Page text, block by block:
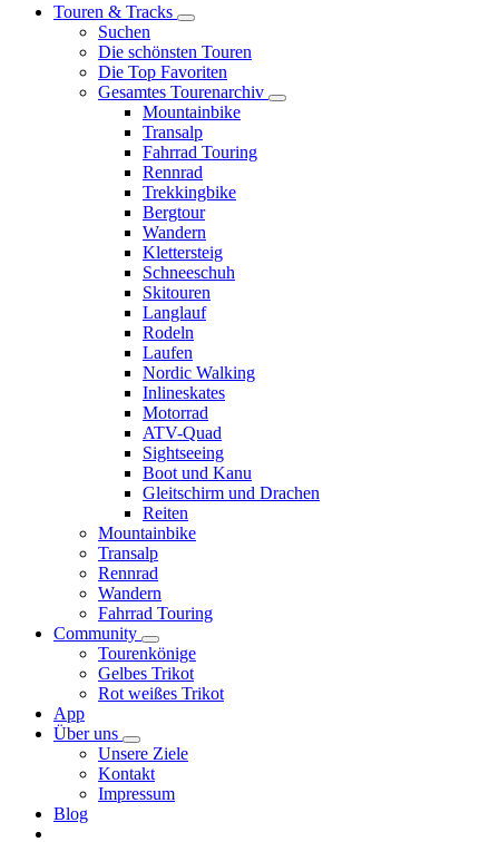
Touren & Tracks
Suchen
Die schönsten Touren
Die Top Favoriten
Gesamtes Tourenarchiv
Mountainbike
Transalp
Fahrrad Touring
Rennrad
Trekkingbike
Bergtour
Wandern
Klettersteig
Schneeschuh
Skitouren
Langlauf
Rodeln
Laufen
Nordic Walking
Inlineskates
Motorrad
ATV-Quad
Sightseeing
Boot und Kanu
Gleitschirm und Drachen
Reiten
Mountainbike
Transalp
Rennrad
Wandern
Fahrrad Touring
Community
Tourenkönige
Gelbes Trikot
Rot weißes Trikot
App
Über uns
Unsere Ziele
Kontakt
Impressum
Blog